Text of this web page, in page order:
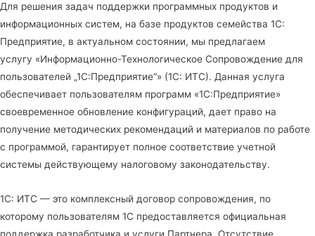
Для решения задач поддержки программных продуктов и
информационных систем, на базе продуктов семейства 1С:
Предприятие, в актуальном состоянии, мы предлагаем
услугу «Информационно-Технологическое Сопровождение для
пользователей „1С:Предприятие“» (1С: ИТС). Данная услуга
обеспечивает пользователям программ «1С:Предприятие»
своевременное обновление конфигураций, дает право на
получение методических рекомендаций и материалов по работе
с программой, гарантирует полное соответствие учетной
системы действующему налоговому законодательству.
1С: ИТС — это комплексный договор сопровождения, по
которому пользователям 1С предоставляется официальная